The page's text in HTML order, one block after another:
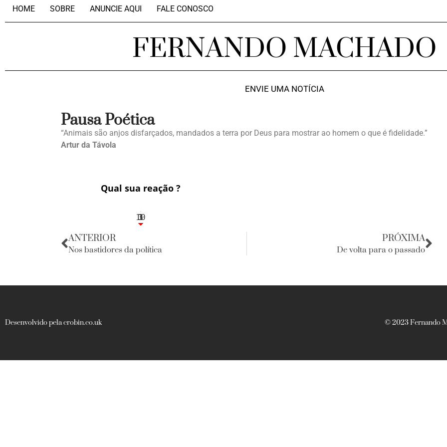
HOME SOBRE ANUNCIE AQUI FALE CONOSCO
FERNANDO MACHADO
ENVIE UMA NOTÍCIA
Pausa Poética
“Animais são anjos disfarçados, mandados a terra por Deus para mostrar ao homem o que é fidelidade.”
Artur da Távola
Qual sua reação ?
3
1
1
3
10
ANTERIOR
Nos bastidores da política
PRÓXIMA
De volta para o passado
Desenvolvido pela crobin.co.uk © 2023 Fernando